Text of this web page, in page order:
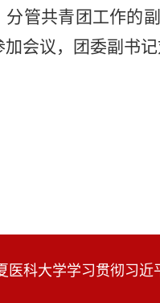
分管共青团工作的
会议，团委副书
医科大学学习贯彻习